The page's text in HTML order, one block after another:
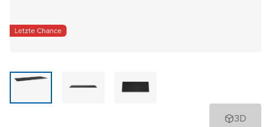
Letzte Chance
3D